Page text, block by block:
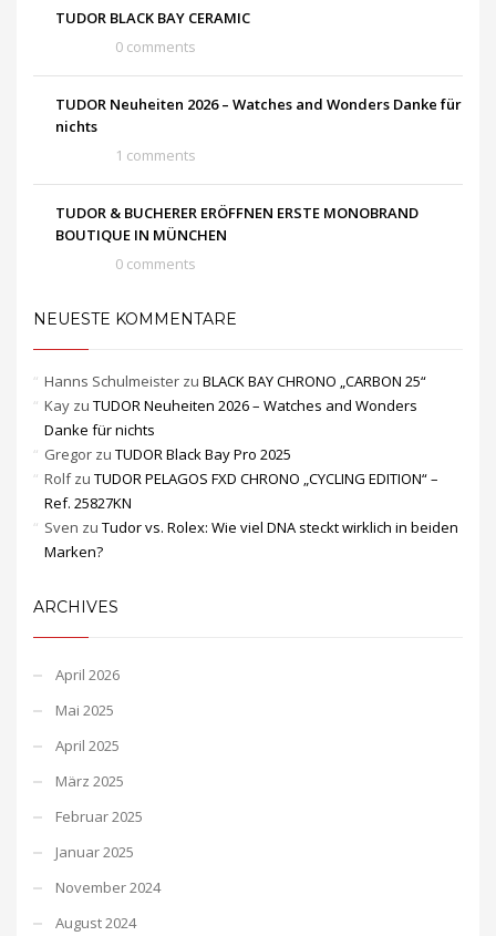
TUDOR BLACK BAY CERAMIC
0 comments
TUDOR Neuheiten 2026 – Watches and Wonders Danke für
nichts
1 comments
TUDOR & BUCHERER ERÖFFNEN ERSTE MONOBRAND
BOUTIQUE IN MÜNCHEN
0 comments
NEUESTE KOMMENTARE
Hanns Schulmeister zu BLACK BAY CHRONO „CARBON 25“
Kay zu TUDOR Neuheiten 2026 – Watches and Wonders
Danke für nichts
Gregor zu TUDOR Black Bay Pro 2025
Rolfzu TUDOR PELAGOS FXD CHRONO „CYCLING EDITION“ –
Ref. 25827KN
Sven zu Tudor vs. Rolex: Wie viel DNA steckt wirklich in beiden
Marken?
ARCHIVES
April 2026
Mai 2025
April 2025
März 2025
Februar 2025
Januar 2025
November 2024
August 2024